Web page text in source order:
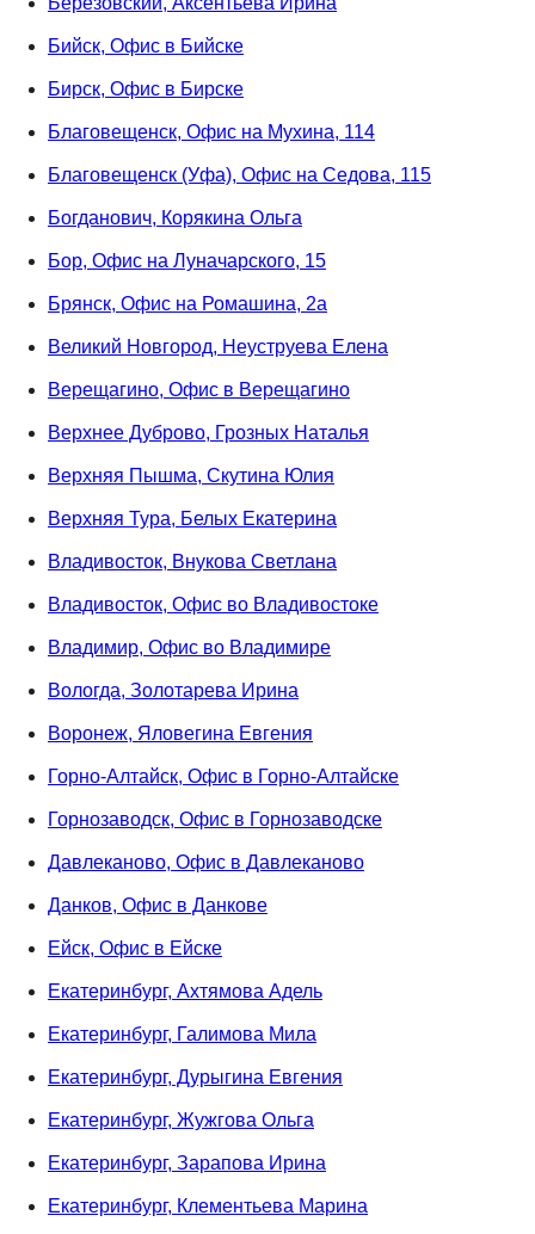
Бийск, Офис в Бийске
Бирск, Офис в Бирске
Благовещенск, Офис на Мухина, 114
Благовещенск (Уфа), Офис на Седова, 115
Богданович, Корякина Ольга
Бор, Офис на Луначарского, 15
Брянск, Офис на Ромашина, 2а
Великий Новгород, Неуструева Елена
Верещагино, Офис в Верещагино
Верхнее Дуброво, Грозных Наталья
Верхняя Пышма, Скутина Юлия
Верхняя Тура, Белых Екатерина
Владивосток, Внукова Светлана
Владивосток, Офис во Владивостоке
Владимир, Офис во Владимире
Вологда, Золотарева Ирина
Воронеж, Яловегина Евгения
Горно-Алтайск, Офис в Горно-Алтайске
Горнозаводск, Офис в Горнозаводске
Давлеканово, Офис в Давлеканово
Данков, Офис в Данкове
Ейск, Офис в Ейске
Екатеринбург, Ахтямова Адель
Екатеринбург, Галимова Мила
Екатеринбург, Дурыгина Евгения
Екатеринбург, Жужгова Ольга
Екатеринбург, Зарапова Ирина
Екатеринбург, Клементьева Марина